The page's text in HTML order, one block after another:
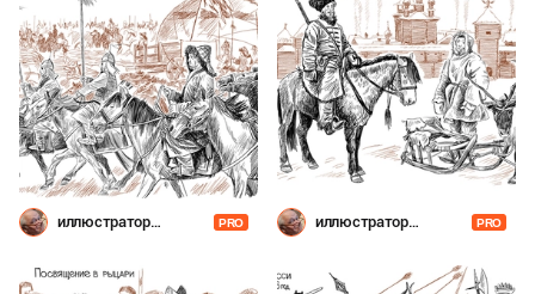
иллюстратор
PRO
иллюстратор
PRO